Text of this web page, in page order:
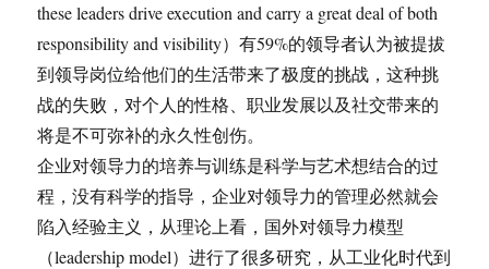
these leaders drive execution and carry a great deal of both
responsibility and visibility）有59%的领导者认为被提拔
到领导岗位给他们的生活带来了极度的挑战，这种挑
战的失败，对个人的性格、职业发展以及社交带来的
将是不可弥补的永久性创伤。
企业对领导力的培养与训练是科学与艺术想结合的过
程，没有科学的指导，企业对领导力的管理必然就会
陷入经验主义，从理论上看，国外对领导力模型
（leadership model）进行了很多研究，从工业化时代到